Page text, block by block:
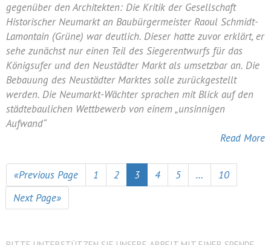
gegenüber den Architekten: Die Kritik der Gesellschaft
Historischer Neumarkt an Baubürgermeister Raoul Schmidt-
Lamontain (Grüne) war deutlich. Dieser hatte zuvor erklärt, er
sehe zunächst nur einen Teil des Siegerentwurfs für das
Königsufer und den Neustädter Markt als umsetzbar an. Die
Bebauung des Neustädter Marktes solle zurückgestellt
werden. Die Neumarkt-Wächter sprachen mit Blick auf den
städtebaulichen Wettbewerb von einem „unsinnigen
Aufwand“
Read More
«Previous Page 1 2 3 4 5 …
10
Next Page»